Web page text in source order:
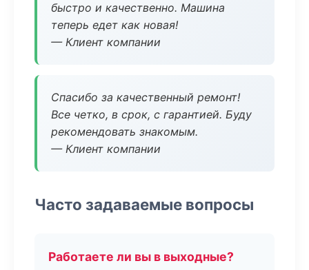
быстро и качественно. Машина
теперь едет как новая!
— Клиент компании
Спасибо за качественный ремонт!
Все четко, в срок, с гарантией. Буду
рекомендовать знакомым.
— Клиент компании
Часто задаваемые вопросы
Работаете ли вы в выходные?